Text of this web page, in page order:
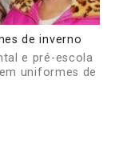
de inverno
e pré-escola
uniformes de